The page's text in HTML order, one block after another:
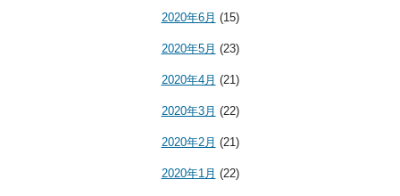
2020年6月 (15)
2020年5月 (23)
2020年4月 (21)
2020年3月 (22)
2020年2月 (21)
2020年1月 (22)